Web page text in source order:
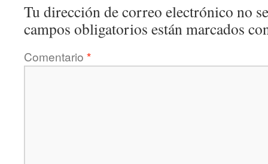
Tu dirección de correo electrónico no
campos obligatorios están marcados
Comentario *